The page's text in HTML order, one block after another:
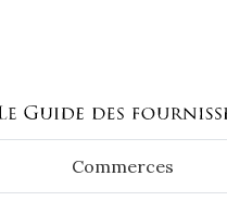
Commerces